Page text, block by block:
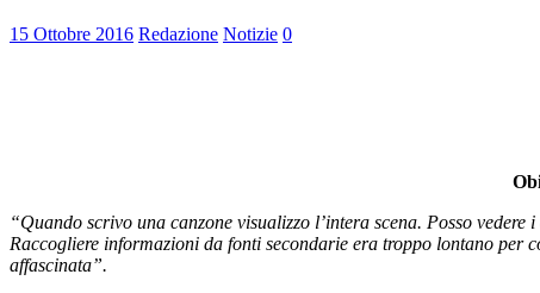
15 Ottobre 2016 Redazione Notizie 0
“Quando scrivo una canzone visualizzo l’intera scena. Posso
Raccogliere informazioni da fonti secondarie era troppo lontano per
affascinata”.